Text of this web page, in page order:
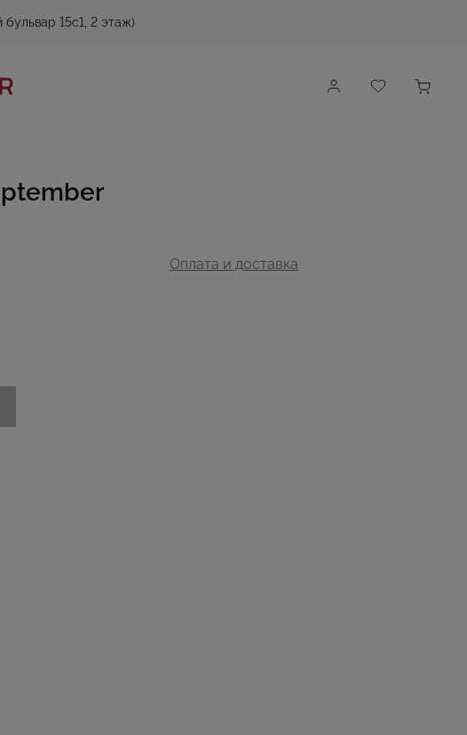
15с1, 2 этаж)
Оплата и доставка